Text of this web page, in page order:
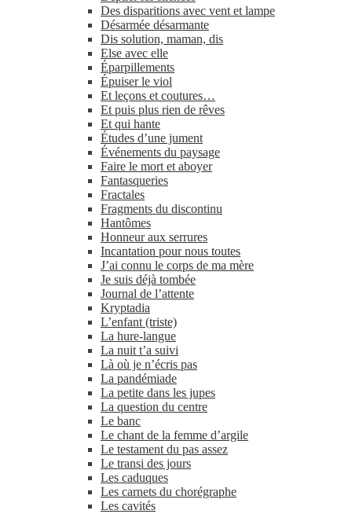
Des disparitions avec vent et lampe
Désarmée désarmante
Dis solution, maman, dis
Else avec elle
Éparpillements
Épuiser le viol
Et leçons et coutures…
Et puis plus rien de rêves
Et qui hante
Études d’une jument
Événements du paysage
Faire le mort et aboyer
Fantasqueries
Fractales
Fragments du discontinu
Hantômes
Honneur aux serrures
Incantation pour nous toutes
J’ai connu le corps de ma mère
Je suis déjà tombée
Journal de l’attente
Kryptadia
L’enfant (triste)
La hure-​langue
La nuit t’a suivi
Là où je n’écris pas
La pandémiade
La petite dans les jupes
La question du centre
Le banc
Le chant de la femme d’argile
Le testament du pas assez
Le transi des jours
Les caduques
Les carnets du chorégraphe
Les cavités